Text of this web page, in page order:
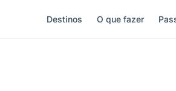
Destinos O que fazer